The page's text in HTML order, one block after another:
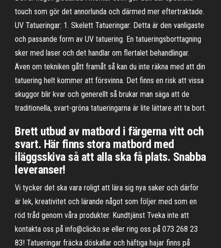
touch som gör det annorlunda och därmed mer eftertraktade.
UV Tatueringar: 1. Skelett Tatueringar: Detta är den vanligaste
och passande form av UV tatuering. En tatueringsborttagning
sker med laser och det handlar om flertalet behandlingar.
Även om tekniken gått framåt så kan du inte räkna med att din
tatuering helt kommer att försvinna. Det finns en risk att vissa
skuggor blir kvar och generellt så brukar man säga att de
traditionella, svart-gröna tatueringarna är lite lättare att ta bort.
Brett utbud av matbord i färgerna vitt och
svart. Här finns stora matbord med
iläggsskiva så att alla ska få plats. Snabba
leveranser!
Vi tycker det ska vara roligt att lära sig nya saker och därför
är lek, kreativitet och lärande något som följer med som en
röd tråd genom våra produkter. Kundtjänst Tveka inte att
kontakta oss på info@clicko.se eller ring oss på 073 268 23
83! Tatueringar fräcka döskallar och häftiga hajar finns på